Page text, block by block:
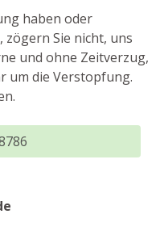
haben oder
zögern Sie nicht, uns
und ohne Zeitverzug,
um die Verstopfung.